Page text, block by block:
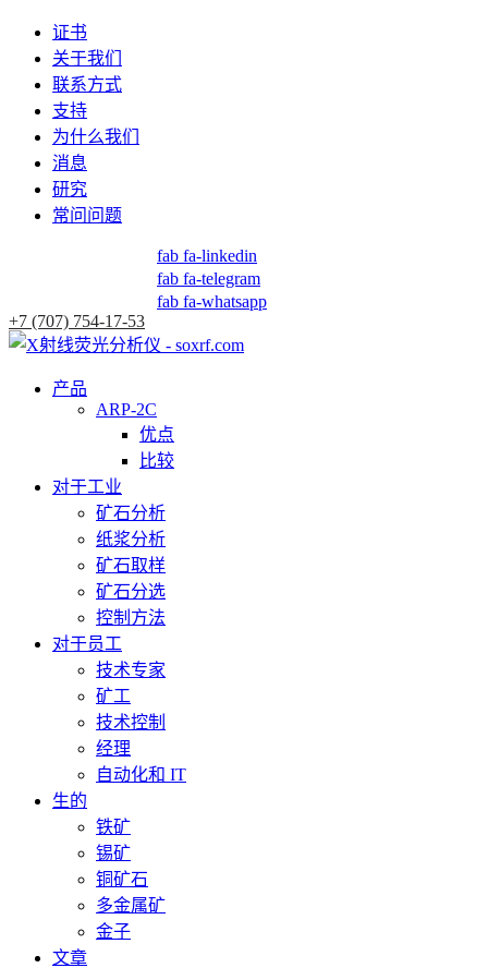
证书
关于我们
联系方式
支持
为什么我们
消息
研究
常问问题
fab fa-linkedin
fab fa-telegram
fab fa-whatsapp
+7 (707) 754-17-53
产品
ARP-2C
优点
比较
对于工业
矿石分析
纸浆分析
矿石取样
矿石分选
控制方法
对于员工
技术专家
矿工
技术控制
经理
自动化和 IT
生的
铁矿
锡矿
铜矿石
多金属矿
金子
文章